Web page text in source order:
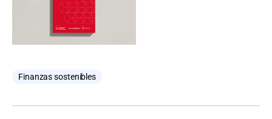
Finanzas sostenibles